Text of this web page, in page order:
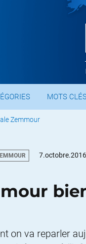
MOTS
Zemmour
7.octobre.2016
on va reparler